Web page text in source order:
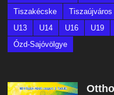
Tiszakécske
Tiszaújváros
U13
U14 U16 U19
Ózd-Sajóvölgye